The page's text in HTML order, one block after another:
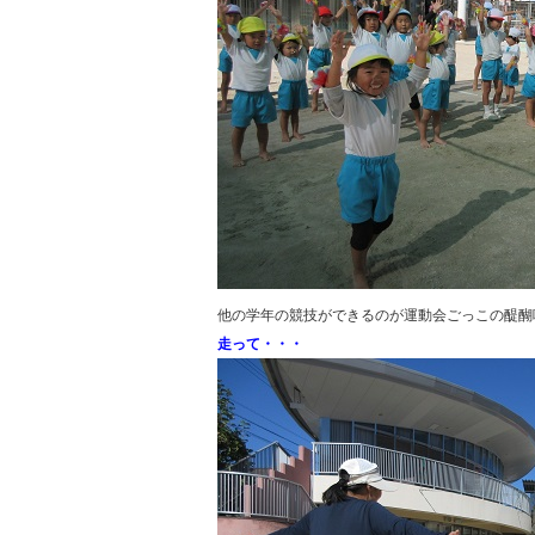
他の学年の競技ができるのが運動会ごっこの醍
走って・・・